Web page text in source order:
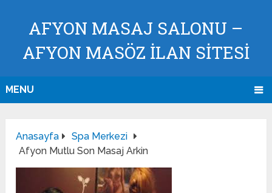
AFYON MASAJ SALONU –
AFYON MASÖZ İLAN SİTESİ
MENU
Anasayfa
Spa Merkezi
Afyon Mutlu Son Masaj Arkin